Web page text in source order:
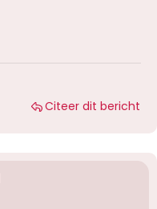
Citeer dit bericht